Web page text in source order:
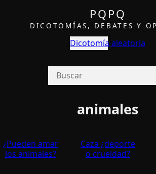
PQPQ
DICOTOMÍAS, DEBATES Y
Dicotomía aleatoria
animales
¿Pueden amar
los animales?
Caza ¿deporte
o crueldad?